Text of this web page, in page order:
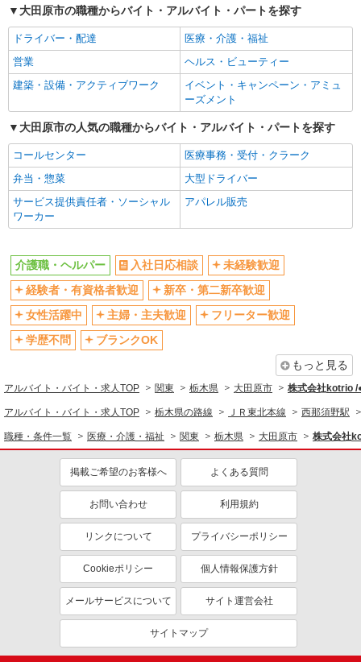
入社日応相談
未経験歓迎
経験者・有資格者歓迎
新卒・第二新卒歓迎
女性活躍中
主婦・主夫歓迎
フリーター歓迎
学歴不問
ミドル（40代～）活躍中
エルダー（50代～）活躍中
シニア（60代～）活躍中
高収入・高額
ボーナス・賞与あり
昇給あり
完全週休2日制
フルタイム歓迎
禁煙・分煙
駅直結・駅チカ
残業少なめ（月20h未満）
交通費支給
社会保険あり
産休・育休取得実績あり
退職金・財形貯蓄制度あり
各種手当（家族・役職・インセン
ティブなど）あり
制服貸与
同じ職種から求人を探す
介護職・ヘルパー
同じ特徴から求人を探す
ミドル（40代～）活躍中
ボーナス・賞与あり
交通費支給
社会保険あり
産休・育休取得実績あり
大田原市の職種からバイト・アルバイト・パートを探す
ドライバー・配達
医療・介護・福祉
営業
ヘルス・ビューティー
建築・設備・アクティブワーク
イベント・キャンペーン・アミュ
ーズメント
大田原市の人気の職種からバイト・アルバイト・パートを探す
コールセンター
医療事務・受付・クラーク
弁当・惣菜
大型ドライバー
サービス提供責任者・ソーシャル
ワーカー
アパレル販売
介護職・ヘルパー 入社日応相談
未経験歓迎
経験者・有資格者歓迎
新卒・第二新卒歓迎
女性活躍中
主婦・主夫歓迎
フリーター歓迎
学歴不問
ブランクOK
もっと見る
アルバイト・バイト・求人TOP 関東 栃木県 大田原市 株式会社kotrio /
アルバイト・バイト・求人TOP 栃木県の路線 ＪＲ東北本線 西那須野駅
職種・条件一覧 医療・介護・福祉 関東 栃木県 大田原市 株式会社
掲載ご希望のお客様へ よくある質問
お問い合わせ 利用規約
リンクについて プライバシーポリシー
Cookieポリシー 個人情報保護方針
メールサービスについて サイト運営会社
サイトマップ